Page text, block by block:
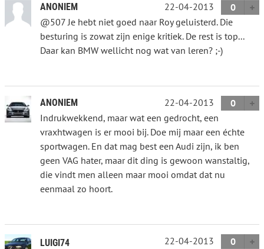
ANONIEM 22-04-2013
0
@507 Je hebt niet goed naar Roy geluisterd. Die
besturing is zowat zijn enige kritiek. De rest is top...
Daar kan BMW wellicht nog wat van leren? ;-)
ANONIEM 22-04-2013
0
Indrukwekkend, maar wat een gedrocht, een
vraxhtwagen is er mooi bij. Doe mij maar een échte
sportwagen. En dat mag best een Audi zijn, ik ben
geen VAG hater, maar dit ding is gewoon wanstaltig,
die vindt men alleen maar mooi omdat dat nu
eenmaal zo hoort.
LUIGI74 22-04-2013
0